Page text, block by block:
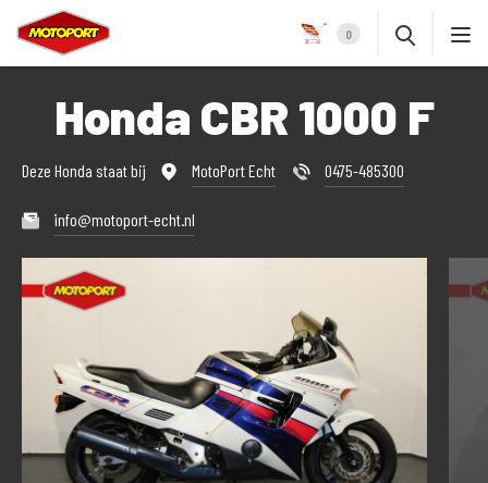
0
Honda CBR 1000 F
Deze Honda staat bij MotoPort Echt 0475-485300
info@motoport-echt.nl